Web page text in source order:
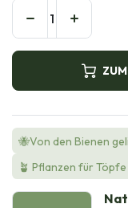
🐝Von den Bienen
🪴 Pflanzen für Töpfe